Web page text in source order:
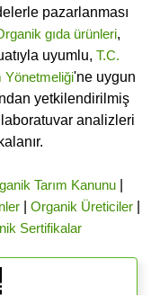
pazarlanması
gıda ürünleri,
uyumlu, T.C.
Yönetmeliği'ne uygun
yetkilendirilmiş
laboratuvar analizleri
Tarım Kanunu|
| Organik Üreticiler|
Sertifikalar